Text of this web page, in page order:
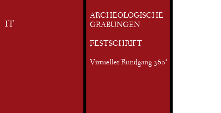
IT
ARCHEOLOGISCHE
GRABUNGEN
FESTSCHRIFT
Virtueller Rundgang 360°